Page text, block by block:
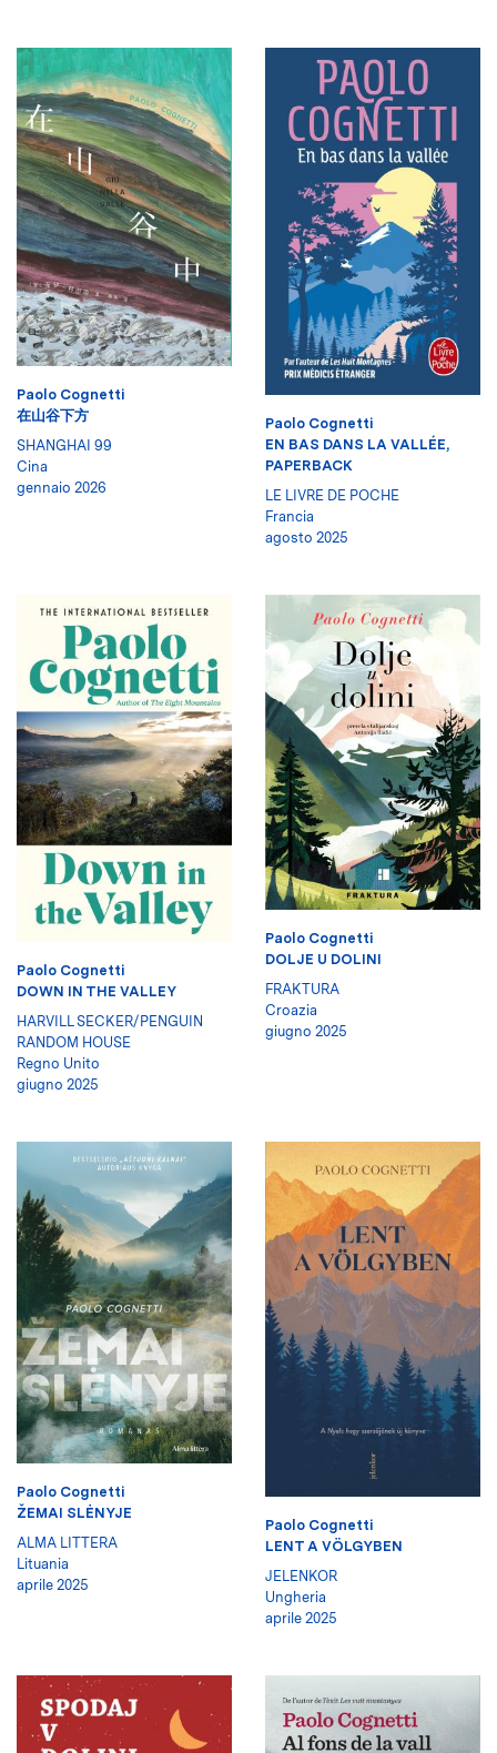
Paolo Cognetti
在山谷下方
SHANGHAI 99
Cina
gennaio 2026
Paolo Cognetti
EN BAS DANS LA VALLÉE,
PAPERBACK
LE LIVRE DE POCHE
Francia
agosto 2025
Paolo Cognetti
DOWN IN THE VALLEY
HARVILL SECKER/PENGUIN
RANDOM HOUSE
Regno Unito
giugno 2025
Paolo Cognetti
DOLJE U DOLINI
FRAKTURA
Croazia
giugno 2025
Paolo Cognetti
ŽEMAI SLĖNYJE
ALMA LITTERA
Lituania
aprile 2025
Paolo Cognetti
LENT A VÖLGYBEN
JELENKOR
Ungheria
aprile 2025